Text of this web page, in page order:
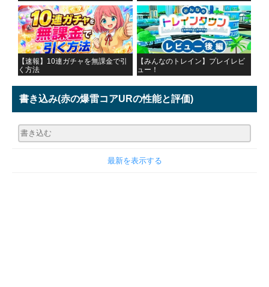
【速報】10連ガチャを無課金で引
く方法
【みんなのトレイン】プレイレビ
ュー！
書き込み(赤の爆雷コアURの性能と評価)
最新を表示する